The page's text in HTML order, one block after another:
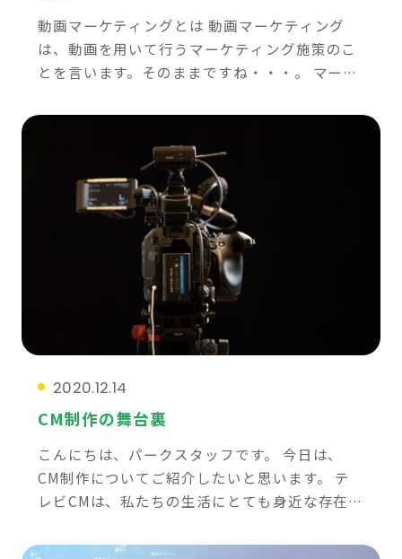
動画マーケティングとは 動画マーケティング
は、動画を用いて行うマーケティング施策のこ
とを言います。そのままですね・・・。 マーケ
画を制作して終わりではなく、目的やターゲッ
2020.12.14
CM制作の舞台裏
こんにちは、パークスタッフです。 今日は、
CM制作についてご紹介したいと思います。 テ
レビCMは、私たちの生活にとても身近な存在で
ークにご相談いただく中では、 企業ブランド力